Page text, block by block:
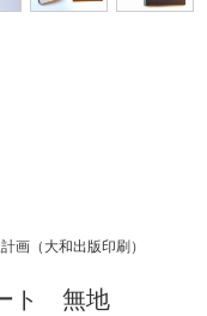
画（大和出版印刷）
ト 無地